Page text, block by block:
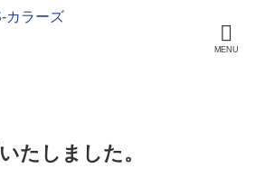
MENU
たしました。